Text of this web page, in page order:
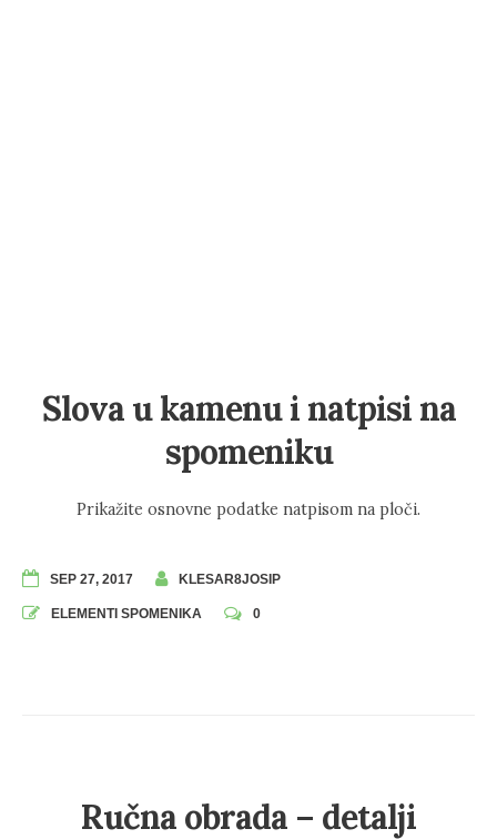
Slova u kamenu i natpisi na
spomeniku
Prikažite osnovne podatke natpisom na ploči.
SEP 27, 2017 KLESAR8JOSIP
ELEMENTI SPOMENIKA 0
Ručna obrada – detalji